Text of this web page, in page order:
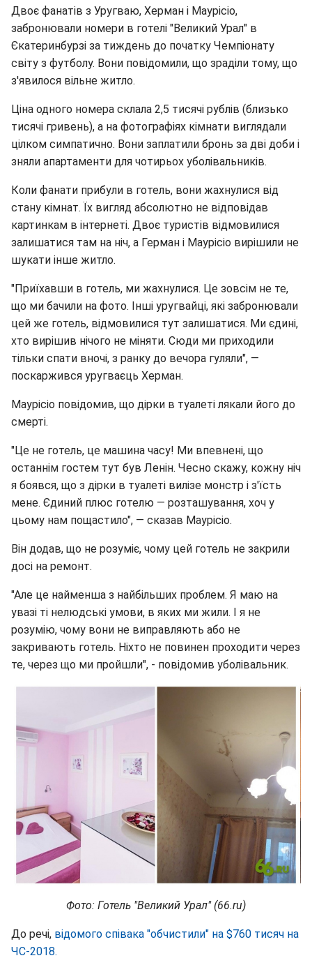
Двоє фанатів з Уругваю, Херман і Маурісіо,
забронювали номери в готелі "Великий Урал" в
Єкатеринбурзі за тиждень до початку Чемпіонату
світу з футболу. Вони повідомили, що зраділи тому, що
з'явилося вільне житло.
Ціна одного номера склала 2,5 тисячі рублів (близько
тисячі гривень), а на фотографіях кімнати виглядали
цілком симпатично. Вони заплатили бронь за дві доби і
зняли апартаменти для чотирьох уболівальників.
Коли фанати прибули в готель, вони жахнулися від
стану кімнат. Їх вигляд абсолютно не відповідав
картинкам в інтернеті. Двоє туристів відмовилися
залишатися там на ніч, а Герман і Маурісіо вирішили не
шукати інше житло.
"Приїхавши в готель, ми жахнулися. Це зовсім не те,
що ми бачили на фото. Інші уругвайці, які забронювали
цей же готель, відмовилися тут залишатися. Ми єдині,
хто вирішив нічого не міняти. Сюди ми приходили
тільки спати вночі, з ранку до вечора гуляли", —
поскаржився уругваєць Херман.
Маурісіо повідомив, що дірки в туалеті лякали його до
смерті.
"Це не готель, це машина часу! Ми впевнені, що
останнім гостем тут був Ленін. Чесно скажу, кожну ніч
я боявся, що з дірки в туалеті вилізе монстр і з'їсть
мене. Єдиний плюс готелю — розташування, хоч у
цьому нам пощастило", — сказав Маурісіо.
Він додав, що не розуміє, чому цей готель не закрили
досі на ремонт.
"Але це найменша з найбільших проблем. Я маю на
увазі ті нелюдські умови, в яких ми жили. І я не
розумію, чому вони не виправляють або не
закривають готель. Ніхто не повинен проходити через
те, через що ми пройшли", - повідомив уболівальник.
Фото: Готель "Великий Урал" (66.ru)
До речі, відомого співака "обчистили" на $760 тисяч на
ЧС-2018.